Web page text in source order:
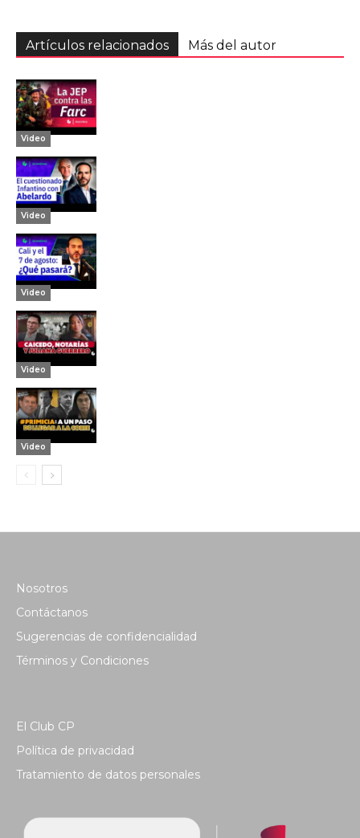
Artículos relacionados Más del autor
Video
Video
Video
Video
Video
Nosotros
Contáctanos
Sugerencias de confidencialidad
Términos y Condiciones
El Club CP
Política de privacidad
Tratamiento de datos personales